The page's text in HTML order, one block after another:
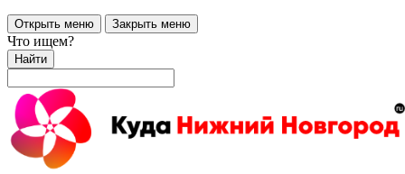
Открыть меню Закрыть меню
Что ищем?
Найти